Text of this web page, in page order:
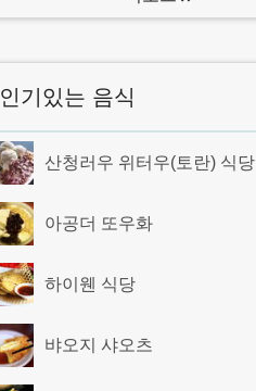
인기있는 음식
산청러우 위터우(토란) 식당
아공더 또우화
하이웬 식당
뱌오지 샤오츠